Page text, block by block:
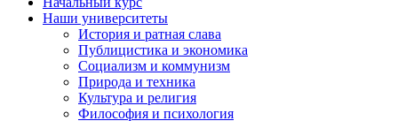
Наши университеты
История и ратная слава
Публицистика и экономика
Социализм и коммунизм
Природа и техника
Культура и религия
Философия и психология